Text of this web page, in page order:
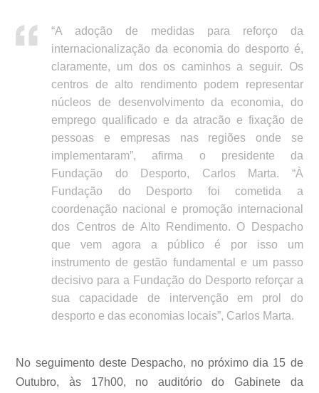
“A adoção de medidas para reforço da
internacionalização da economia do desporto é,
claramente, um dos os caminhos a seguir. Os
centros de alto rendimento podem representar
núcleos de desenvolvimento da economia, do
emprego qualificado e da atracão e fixação de
pessoas e empresas nas regiões onde se
implementaram”, afirma o presidente da
Fundação do Desporto, Carlos Marta. “À
Fundação do Desporto foi cometida a
coordenação nacional e promoção internacional
dos Centros de Alto Rendimento. O Despacho
que vem agora a público é por isso um
instrumento de gestão fundamental e um passo
decisivo para a Fundação do Desporto reforçar a
sua capacidade de intervenção em prol do
desporto e das economias locais”, Carlos Marta.
No seguimento deste Despacho, no próximo dia 15 de
Outubro, às 17h00, no auditório do Gabinete da